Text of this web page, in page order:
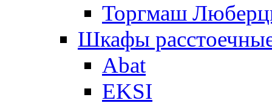
Торгмаш
Шкафы
Abat
EKSI